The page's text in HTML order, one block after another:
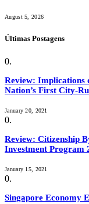
August 5, 2026
Últimas Postagens
Review: Implications
Nation’s First City-
January 20, 2021
Review: Citizenship
Investment Program
January 15, 2021
Singapore Economy